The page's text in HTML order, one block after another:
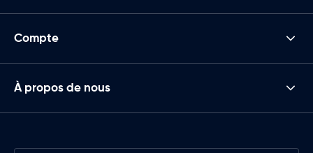
Compte
À propos de nous